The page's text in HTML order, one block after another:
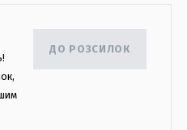
ДО РОЗСИЛОК